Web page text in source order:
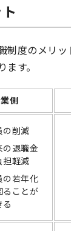
制度のメリッ
す。
側
の削減
の退職金
担軽減
の若年化
ることが
る